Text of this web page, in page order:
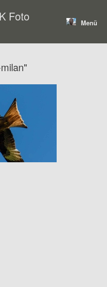
Foto Menü